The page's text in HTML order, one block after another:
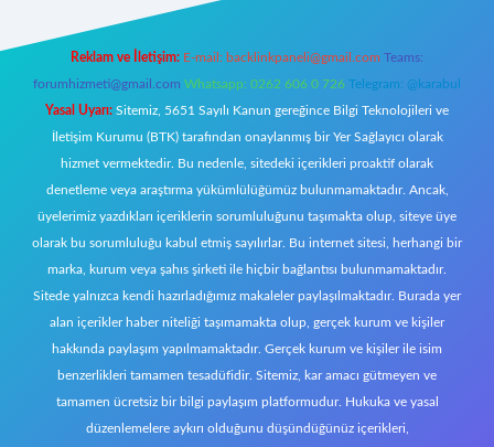
Reklam ve İletişim: E-mail: backlinkpaneli@gmail.com Teams:
forumhizmeti@gmail.com Whatsapp: 0262 606 0 726 Telegram: @karabul
Yasal Uyarı: Sitemiz, 5651 Sayılı Kanun gereğince Bilgi Teknolojileri ve
İletişim Kurumu (BTK) tarafından onaylanmış bir Yer Sağlayıcı olarak
hizmet vermektedir. Bu nedenle, sitedeki içerikleri proaktif olarak
denetleme veya araştırma yükümlülüğümüz bulunmamaktadır. Ancak,
üyelerimiz yazdıkları içeriklerin sorumluluğunu taşımakta olup, siteye üye
olarak bu sorumluluğu kabul etmiş sayılırlar. Bu internet sitesi, herhangi bir
marka, kurum veya şahıs şirketi ile hiçbir bağlantısı bulunmamaktadır.
Sitede yalnızca kendi hazırladığımız makaleler paylaşılmaktadır. Burada yer
alan içerikler haber niteliği taşımamakta olup, gerçek kurum ve kişiler
hakkında paylaşım yapılmamaktadır. Gerçek kurum ve kişiler ile isim
benzerlikleri tamamen tesadüfidir. Sitemiz, kar amacı gütmeyen ve
tamamen ücretsiz bir bilgi paylaşım platformudur. Hukuka ve yasal
düzenlemelere aykırı olduğunu düşündüğünüz içerikleri,